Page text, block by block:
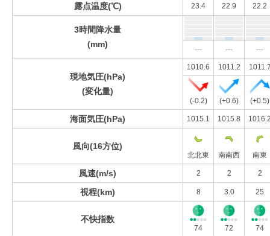
露点温度(℃) 23.4 22.9 22.2
3時間降水量
(mm)
--- --- ---
現地気圧(hPa)
(変化量)
1010.6 1011.2
(-0.2) (+0.6) (+0.5)
海面気圧(hPa) 1015.1 1015.8
風向(16方位)
北北東 南南西 南東
風速(m/s) 2 2 2
視程(km) 8 3.0 25
不快指数
74 72 74